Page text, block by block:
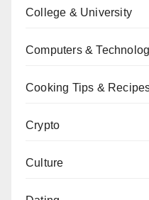
College & University
Computers &
Cooking Tips &
Crypto
Culture